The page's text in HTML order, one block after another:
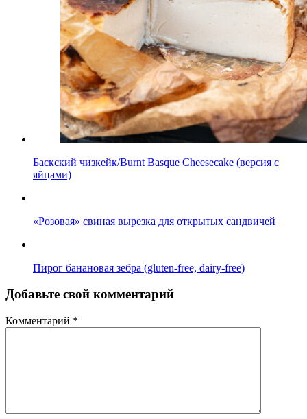
Баскский чизкейк/Burnt Basque Cheesecake (версия с
яйцами)
«Розовая» свиная вырезка для открытых сандвичей
Пирог банановая зебра (gluten-free, dairy-free)
Добавьте свой комментарий
Комментарий *